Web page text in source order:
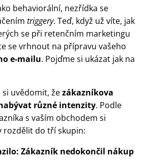
behaviorální, nezřídka se
triggery. Teď, když už víte, jak
se při retenčním marketingu
se vrhnout na přípravu vašeho
e-mailu. Pojďme si ukázat jak na
uvědomit, žezákazníkova
různé intenzity. Podle
s vaším obchodem si
rozdělit do tří skupin:
Zákazník nedokončil nákup